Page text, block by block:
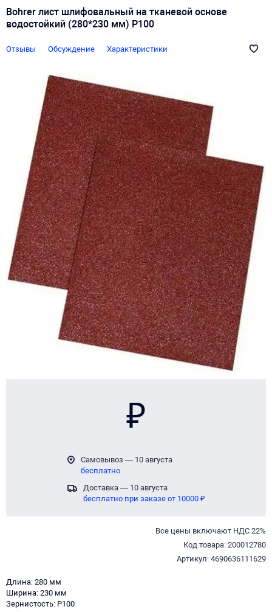
Bohrer лист шлифовальный на тканевой основе
водостойкий (280*230 мм) P100
Отзывы Обсуждение Характеристики
₽
Самовывоз — 10 августа
бесплатно
Доставка — 10 августа
бесплатно при заказе от 10000 ₽
Все цены включают НДС 22%
Код товара: 200012780
Артикул: 4690636111629
Длина: 280 мм
Ширина: 230 мм
Зернистость: P100